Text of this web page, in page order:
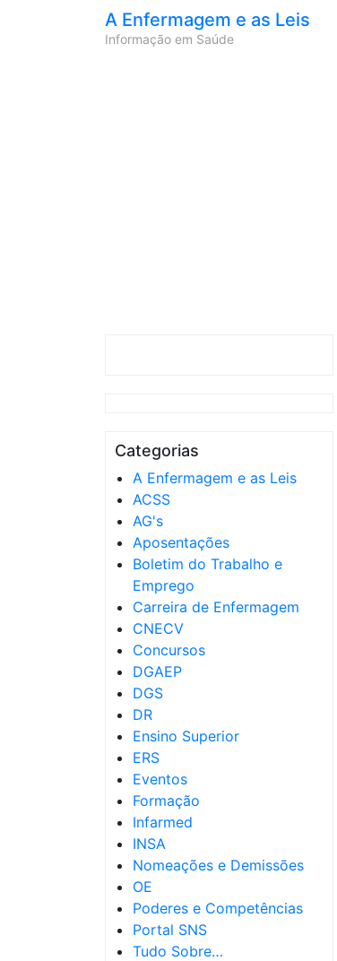
A Enfermagem e as Leis
Informação em Saúde
Categorias
A Enfermagem e as Leis
ACSS
AG's
Aposentações
Boletim do Trabalho e
Emprego
Carreira de Enfermagem
CNECV
Concursos
DGAEP
DGS
DR
Ensino Superior
ERS
Eventos
Formação
Infarmed
INSA
Nomeações e Demissões
OE
Poderes e Competências
Portal SNS
Tudo Sobre…